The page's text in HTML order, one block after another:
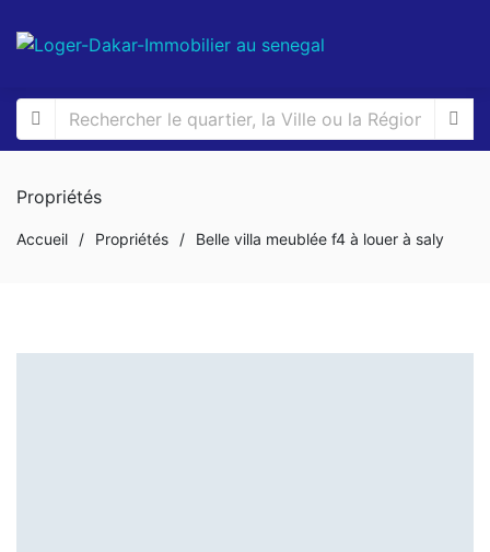
Propriétés
Accueil / Propriétés / Belle villa meublée f4 à louer à saly